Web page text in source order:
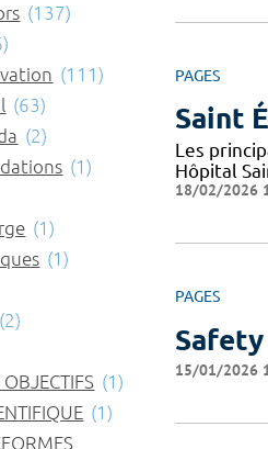
PAGES
Saint
Les
Hôpital
18/02/2026
PAGES
15/01/2026
(137)
(111)
(63)
(2)
(1)
(1)
(1)
(2)
OBJECTIFS (1)
(1)